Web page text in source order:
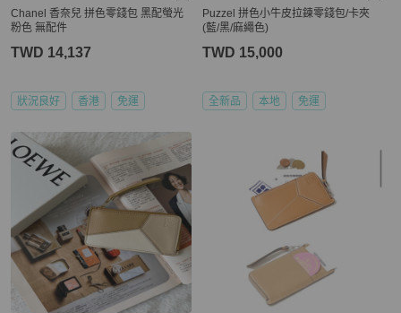
Chanel 香奈兒 拼色零錢包 黑配螢光
粉色 無配件
TWD 14,137
狀況良好 香港 免運
Puzzel 拼色小牛皮拉鍊零錢包/卡夾
(藍/黑/麻繩色)
TWD 15,000
全新品 本地 免運